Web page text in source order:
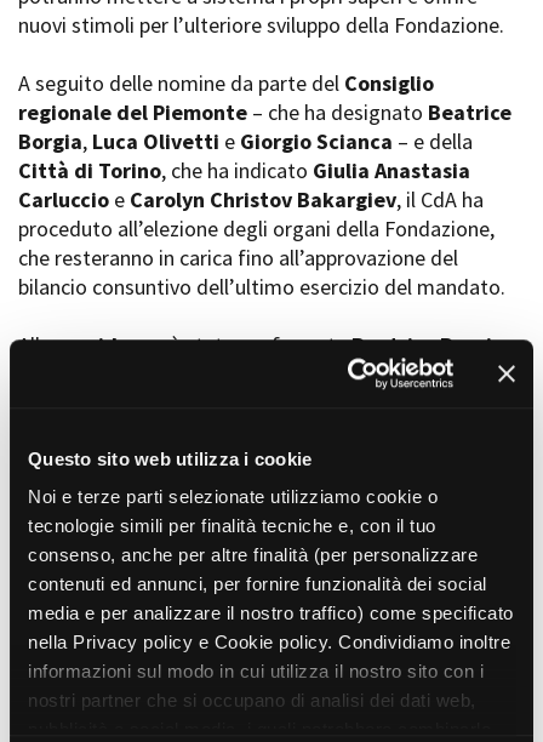
Questo sito web utilizza i cookie
Noi e terze parti selezionate utilizziamo cookie o
tecnologie simili per finalità tecniche e, con il tuo
consenso, anche per altre finalità (per personalizzare
contenuti ed annunci, per fornire funzionalità dei social
media e per analizzare il nostro traffico) come specificato
nella Privacy policy e Cookie policy. Condividiamo inoltre
informazioni sul modo in cui utilizza il nostro sito con i
nostri partner che si occupano di analisi dei dati web,
NEWS
CASTING
Lavoro
Elenco Operatori Economici
economia
Amministrazione trasparente
Contatti
Credits
nuovi stimoli per l’ulteriore sviluppo della Fondazione.
A seguito delle nomine da parte del Consiglio
regionale del Piemonte – che ha designato Beatrice
Borgia, Luca Olivetti e Giorgio Scianca – e della
Città di Torino, che ha indicato Giulia Anastasia
Carluccio e Carolyn Christov Bakargiev, il CdA ha
proceduto all’elezione degli organi della Fondazione,
che resteranno in carica fino all’approvazione del
bilancio consuntivo dell’ultimo esercizio del mandato.
Allapresidenzaè stata confermataBeatrice Borgia,
ricoprirà
Sono felice di poter proseguire il percorso di
consolidamento e crescita avviato nel 2021– commenta
Beatrice Borgia, Presidente di Film Commission
Torino Piemonte –Ringrazio la Regione Piemonte per la
rinnovata fiducia e tutte le istituzioni che continuano a
sostenerci. Nei prossimi anni, insieme a un Consiglio di
grande competenza e professionalità, lavoreremo per
rafforzare ulteriormente i nostri asset strategici:
internazionalità, qualità e responsabilità. L’obiettivo è